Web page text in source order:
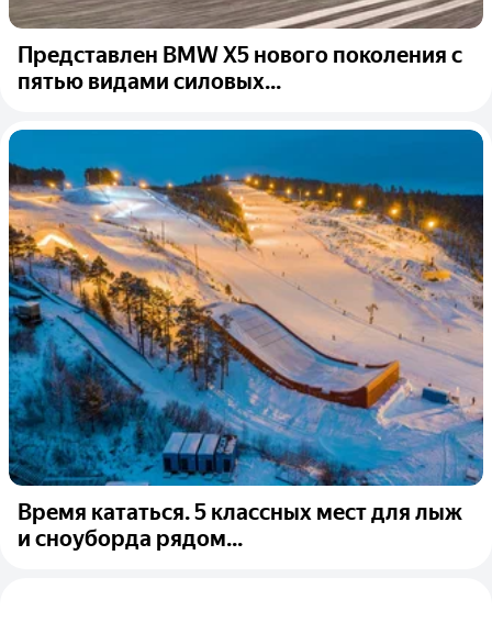
Представлен BMW X5 нового поколения с
пятью видами силовых...
Время кататься. 5 классных мест для лыж
и сноуборда рядом...